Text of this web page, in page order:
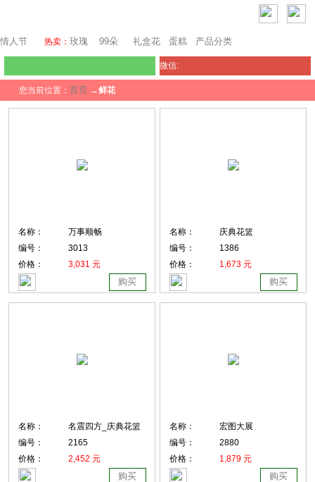
情人节 热卖： 玫瑰 99朵 礼盒花 蛋糕 产品分类
微信:
您当前位置： 首页 →鲜花
名称：
万事顺畅
编号：
3013
价格：
3,031 元
购买
名称：
庆典花篮
编号：
1386
价格：
1,673 元
购买
名称：
名震四方_庆典花篮
编号：
2165
价格：
2,452 元
购买
名称：
宏图大展
编号：
2880
价格：
1,879 元
购买